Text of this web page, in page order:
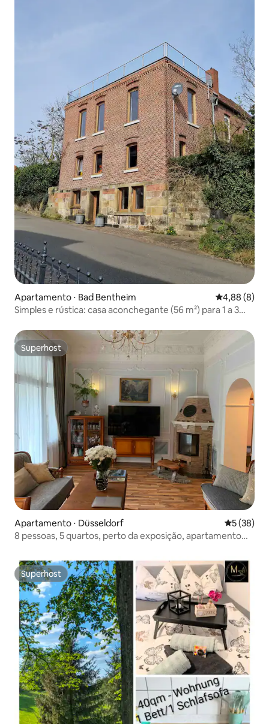
Apartamento ⋅ Bad Bentheim 4,88 de uma
4,88 (8)
Simples e rústica: casa aconchegante (56 m²) para 1 a 3
Superhost
Superhost
Apartamento ⋅ Düsseldorf 5 de uma
5 (38)
8 pessoas, 5 quartos, perto da exposição, apartamento
Superhost
Superhost